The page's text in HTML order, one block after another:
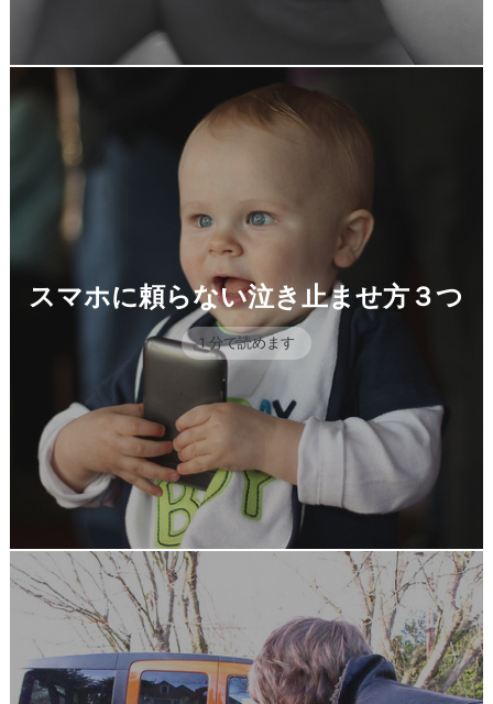
スマホに頼らない泣き止ませ方３つ
1 分で読めます